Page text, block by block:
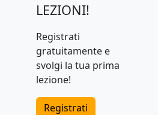
LEZIONI!
Registrati
gratuitamente e
svolgi la tua prima
lezione!
Registrati